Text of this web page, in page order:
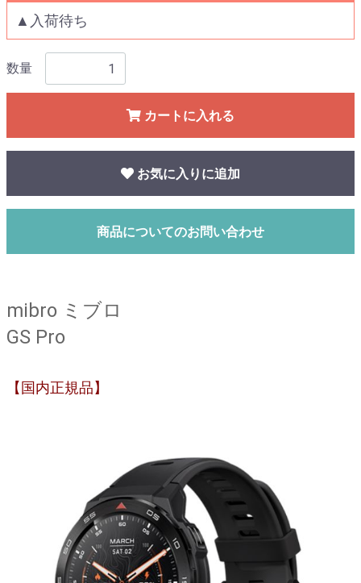
▲入荷待ち
数量
カートに入れる
お気に入りに追加
商品についてのお問い合わせ
mibro ミブロ
GS Pro
【国内正規品】